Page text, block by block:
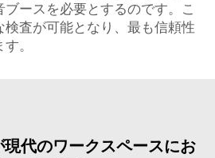
ースを必要とするのです。こ
査が可能となり、最も信頼性
。
現代のワークスペースにお